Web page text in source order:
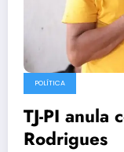
POLÍTICA
TJ-PI anula
Rodrigues